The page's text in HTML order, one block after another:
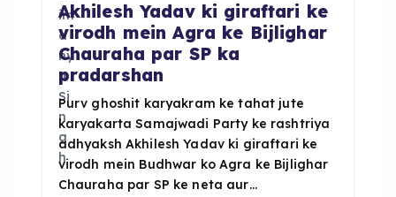
Akhilesh Yadav ki giraftari ke
virodh mein Agra ke Bijlighar
Chauraha par SP ka
pradarshan
Purv ghoshit karyakram ke tahat jute
karyakarta Samajwadi Party ke rashtriya
adhyaksh Akhilesh Yadav ki giraftari ke
virodh mein Budhwar ko Agra ke Bijlighar
Chauraha par SP ke neta aur…